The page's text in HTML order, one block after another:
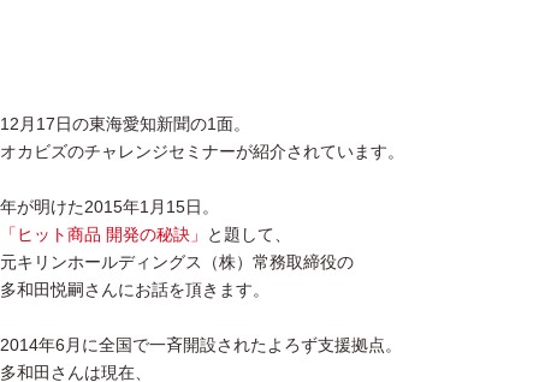
12月17日の東海愛知新聞の1面。
オカビズのチャレンジセミナーが紹介されています。
年が明けた2015年1月15日。
「ヒット商品 開発の秘訣」
と題して、
元キリンホールディングス（株）常務取締役の
多和田悦嗣さんにお話を頂きます。
2014年6月に全国で一斉開設されたよろず支援拠点。
多和田さんは現在、